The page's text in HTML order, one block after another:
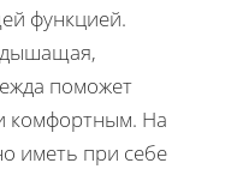
функцией.
поможет
комфортным. На
иметь при себе